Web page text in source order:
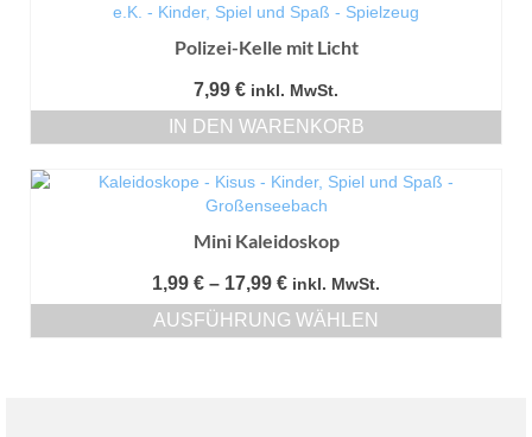
weist
Varianten
Optionen
auf
gewählt
Polizei-Kelle mit Licht
7,99 € inkl. MwSt.
IN DEN WARENKORB
Mini Kaleidoskop
1,99 € – 17,99 €Preisspanne:
1,99 €
bis
inkl. MwSt.
AUSFÜHRUNG WÄHLEN